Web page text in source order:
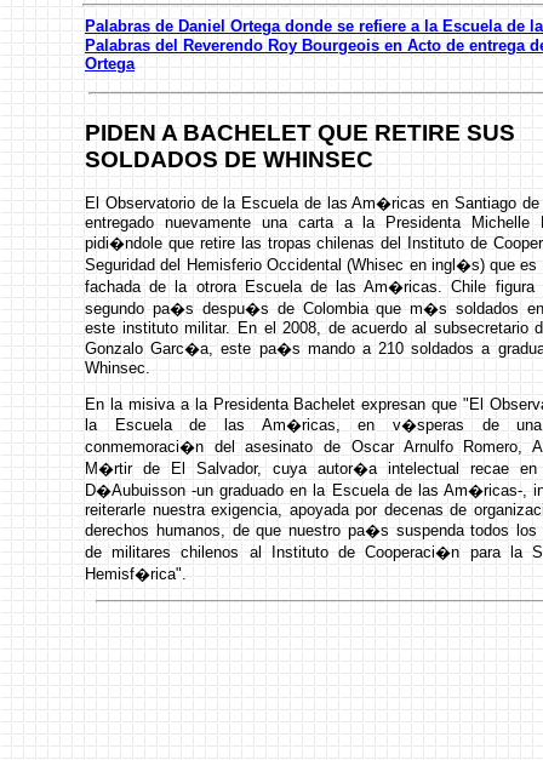
Palabras de Daniel Ortega donde se refiere a la Escuela de
Palabras del Reverendo Roy Bourgeois en Acto de entrega
Ortega
PIDEN A BACHELET QUE RETIRE SUS
SOLDADOS DE WHINSEC
El Observatorio de la Escuela de las Am�ricas en Santiago de
entregado nuevamente una carta a la Presidenta Michelle
pidi�ndole que retire las tropas chilenas del Instituto de
Seguridad del Hemisferio Occidental (Whisec en ingl�s) que es
fachada de la otrora Escuela de las Am�ricas. Chile figura
segundo pa�s despu�s de Colombia que m�s soldados
este instituto militar. En el 2008, de acuerdo al subsecretario
Gonzalo Garc�a, este pa�s mando a 210 soldados a
Whinsec.
En la misiva a la Presidenta Bachelet expresan que "El
la Escuela de las Am�ricas, en v�speras de
conmemoraci�n del asesinato de Oscar Arnulfo Romero,
M�rtir de El Salvador, cuya autor�a intelectual recae en
D�Aubuisson -un graduado en la Escuela de las Am�ricas-,
reiterarle nuestra exigencia, apoyada por decenas de
derechos humanos, de que nuestro pa�s suspenda todos
de militares chilenos al Instituto de Cooperaci�n para la
Hemisf�rica".